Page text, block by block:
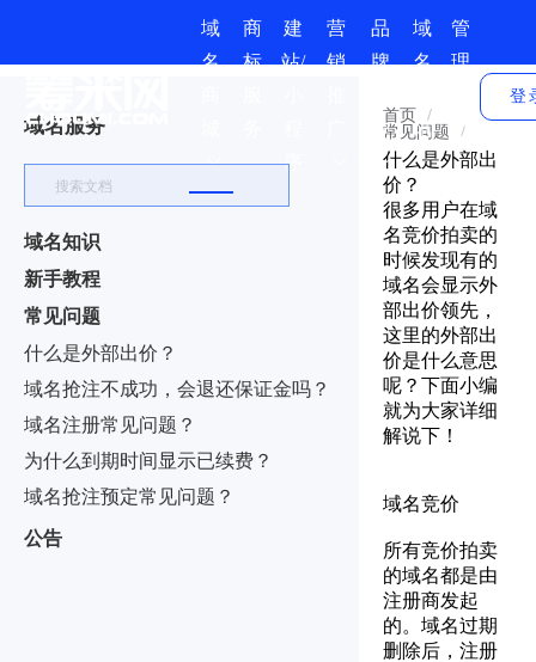
域
名
商
标
建
站/
序
营
销
品
牌
护
域
名
讯
管
理
心
登
域名服务
域名知识
新手教程
常见问题
什么是外部出价？
域名抢注不成功，会退还保证金吗？
域名注册常见问题？
为什么到期时间显示已续费？
域名抢注预定常见问题？
公告
首页
/
常见问题
/
什么是外部出
价？
很多用户在域
名竞价拍卖的
时候发现有的
域名会显示外
部出价领先，
这里的外部出
价是什么意思
呢？下面小编
就为大家详细
解说下！
域名竞价
所有竞价拍卖
的域名都是由
注册商发起
的。域名过期
删除后，注册